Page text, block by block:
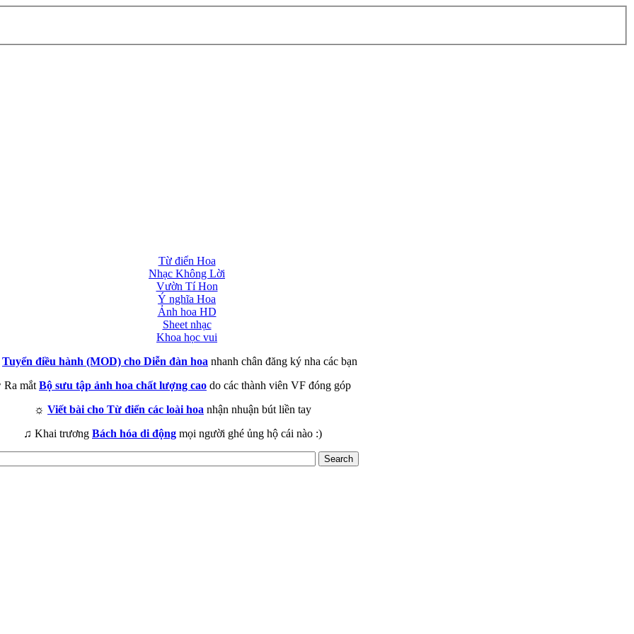
Từ điển Hoa
Nhạc Không Lời
Vườn Tí Hon
Ý nghĩa Hoa
Ảnh hoa HD
Sheet nhạc
Khoa học vui
Tuyển điều hành (MOD) cho Diễn đàn hoa nhanh chân đăng ký nha các bạn
Ra mắt Bộ sưu tập ảnh hoa chất lượng cao do các thành viên VF đóng góp
☼ Viết bài cho Từ điển các loài hoa nhận nhuận bút liền tay
♫ Khai trương Bách hóa di động mọi người ghé ủng hộ cái nào :)